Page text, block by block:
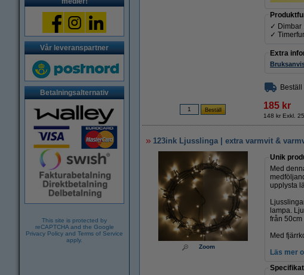
Vår leveranspartner
Betalningsalternativ
This site is protected by
reCAPTCHA and the Google
Privacy Policy and Terms of Service
apply.
✓ Dimbar
✓
Extra
185 kr
148 kr Exkl.
123ink Ljusslinga | extra varmvit &
Zoom
Unik
Med
upplysta
lampa.
från
Med
Läs mer